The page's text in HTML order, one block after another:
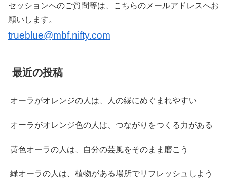
セッションへのご質問等は、こちらのメールアドレスへお
願いします。
trueblue@mbf.nifty.com
最近の投稿
オーラがオレンジの人は、人の縁にめぐまれやすい
オーラがオレンジ色の人は、つながりをつくる力がある
黄色オーラの人は、自分の芸風をそのまま磨こう
緑オーラの人は、植物がある場所でリフレッシュしよう